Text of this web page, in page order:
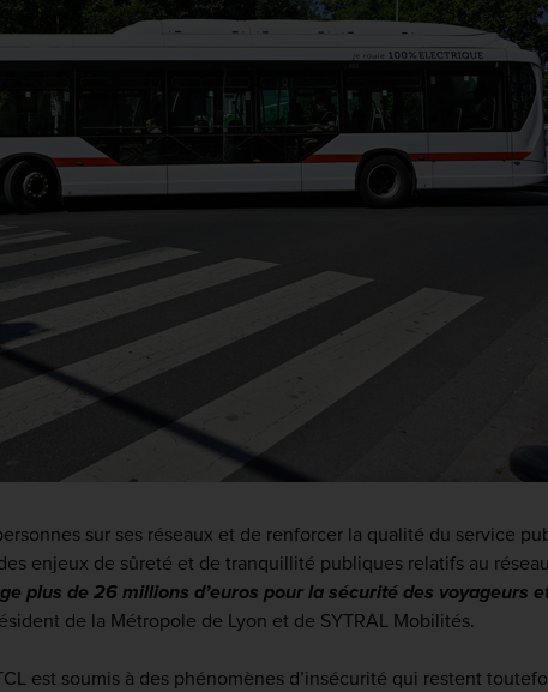
sur ses réseaux et de renforcer la qualité du service
enjeux de sûreté et de tranquillité publiques relatifs au
plus de 26 millions d’euros pour la sécurité des voyageurs
de la Métropole de Lyon et de SYTRAL Mobilités.
est soumis à des phénomènes d’insécurité qui restent